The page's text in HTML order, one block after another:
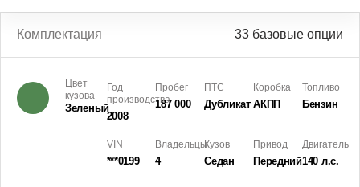
Комплектация 33 базовые опции
Цвет
кузова
Зеленый
Год
производства
2008
Пробег
187 000
ПТС
Дубликат
Коробка
АКПП
Топливо
Бензин
VIN
***0199
Владельцы
4
Кузов
Седан
Привод
Передний
Двигатель
140 л.с.